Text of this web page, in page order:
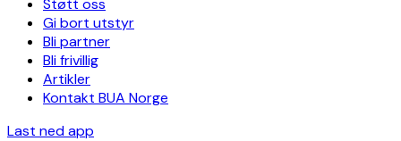
Støtt oss
Gi bort utstyr
Bli partner
Bli frivillig
Artikler
Kontakt BUA Norge
Last ned app